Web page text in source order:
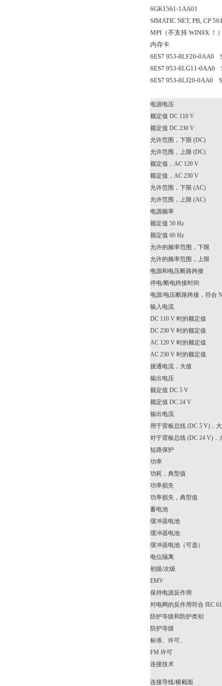
6GK1561-1AA01
SIMATIC NET, PB, CP
MPI（不支持 WIN9X ！
内存卡
6ES7 953-8LF20-0AA0
6ES7 953-8LG11-0AA0
6ES7 953-8LJ20-0AA0
电源电压
额定值 DC 110 V
额定值 DC 230 V
允许范围，下限 (DC)
允许范围，上限 (DC)
额定值，AC 120 V
额定值，AC 230 V
允许范围，下限 (AC)
允许范围，上限 (AC)
电源频率
额定值 50 Hz
额定值 60 Hz
允许的频率范围，下限
允许的频率范围，上限
电源和电压断路跨接
停电/断电跨接时间
电源/电压断路跨接，符合
输入电流
DC 110 V 时的额定值
DC 230 V 时的额定值
AC 120 V 时的额定值
AC 230 V 时的额定值
接通电流，大值
输出电压
额定值 DC 5 V
额定值 DC 24 V
输出电流
用于背板总线 (DC 5 V)，
对于背板总线 (DC 24 V)，
短路保护
功率
功耗，典型值
功率损失
功率损失，典型值
蓄电池
缓冲器电池
缓冲器电池
缓冲器电池（可选）
电位隔离
初级/次级
EMV
保持电源反作用
对电网的反作用符合 IEC
防护等级和防护类别
防护等级
标准、许可、
FM 许可
连接技术
连接导线/横截面